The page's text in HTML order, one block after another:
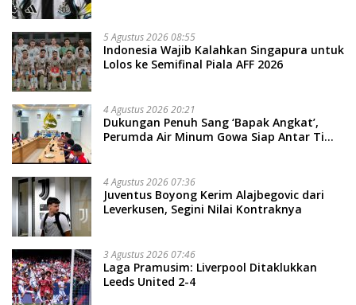
5 Agustus 2026 08:55
Indonesia Wajib Kalahkan Singapura untuk
Lolos ke Semifinal Piala AFF 2026
4 Agustus 2026 20:21
Dukungan Penuh Sang ‘Bapak Angkat’,
Perumda Air Minum Gowa Siap Antar Tim
4 Agustus 2026 07:36
Juventus Boyong Kerim Alajbegovic dari
Leverkusen, Segini Nilai Kontraknya
3 Agustus 2026 07:46
Laga Pramusim: Liverpool Ditaklukkan
Leeds United 2-4